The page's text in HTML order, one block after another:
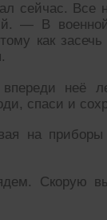
сейчас.
— В
как
неё
спаси и
на
Скорую